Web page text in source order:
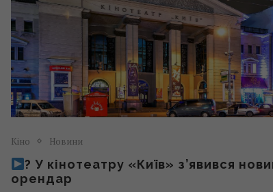
Кіно Новини
? У кінотеатру «Київ» з’явився
орендар